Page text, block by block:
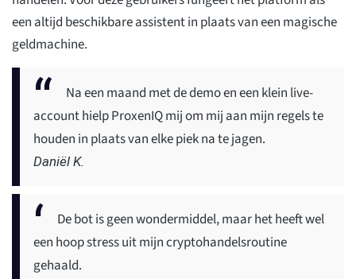
een altijd beschikbare assistent in plaats van een magische
geldmachine.
Na een maand met de demo en een klein live-
account hielp ProxenIQ mij om mij aan mijn regels te
houden in plaats van elke piek na te jagen.
Daniël K.
De bot is geen wondermiddel, maar het heeft wel
een hoop stress uit mijn cryptohandelsroutine
gehaald.